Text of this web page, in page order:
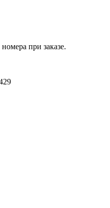
при заказе.